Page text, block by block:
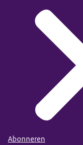
Abonneren